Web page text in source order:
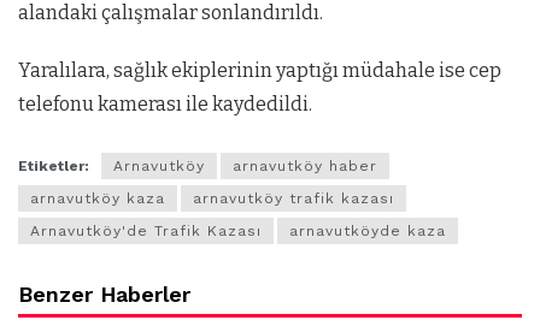
alandaki çalışmalar sonlandırıldı.
Yaralılara, sağlık ekiplerinin yaptığı müdahale ise cep
telefonu kamerası ile kaydedildi.
Etiketler: Arnavutköy
arnavutköy haber
arnavutköy kaza
arnavutköy trafik kazası
Arnavutköy'de Trafik Kazası
arnavutköyde kaza
Benzer Haberler